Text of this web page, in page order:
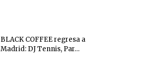
BLACK COFFEE regresa a
Madrid: DJ Tennis, Par…